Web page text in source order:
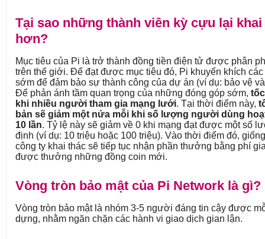
Tại sao những thành viên kỳ cựu lại
hơn?
Mục tiêu của Pi là trở thành đồng tiền điện tử được phân
trên thế giới. Để đạt được mục tiêu đó, Pi khuyến khích
sớm để đảm bảo sự thành công của dự án (ví dụ: bảo vệ
Để phản ánh tầm quan trọng của những đóng góp sớm,
khi nhiều người tham gia mạng lưới. Tại thời điểm này,
bản sẽ giảm một nửa mỗi khi số lượng người dùng
10 lần. Tỷ lệ này sẽ giảm về 0 khi mạng đạt được một số
định (ví dụ: 10 triệu hoặc 100 triệu). Vào thời điểm đó,
công ty khai thác sẽ tiếp tục nhận phần thưởng bằng phí
được thưởng những đồng coin mới.
Vòng tròn bảo mật của Pi Network là gì?
Vòng tròn bảo mật là nhóm 3-5 người đáng tin cậy được
dựng, nhằm ngăn chặn các hành vi giao dịch gian lận.